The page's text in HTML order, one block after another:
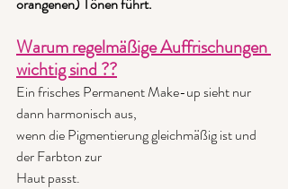
Warum regelmäßige Auffrischungen
wichtig sind ??
Ein frisches Permanent Make-up sieht nur
dann harmonisch aus,
wenn die Pigmentierung gleichmäßig ist und
der Farbton zur
Haut passt.